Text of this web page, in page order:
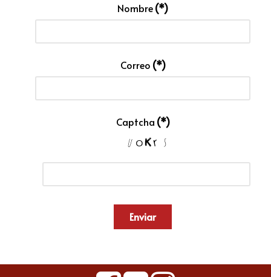
Nombre(*)
Correo (*)
Captcha (*)
Enviar